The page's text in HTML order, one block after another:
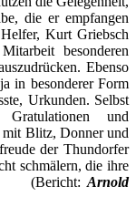
die er empfangen
Kurt Griebsch
besonderen
Ebenso
in besonderer Form
Urkunden. Selbst
und
Blitz, Donner und
der Thundorfer
schmälern, die ihre
(Bericht: Arnold